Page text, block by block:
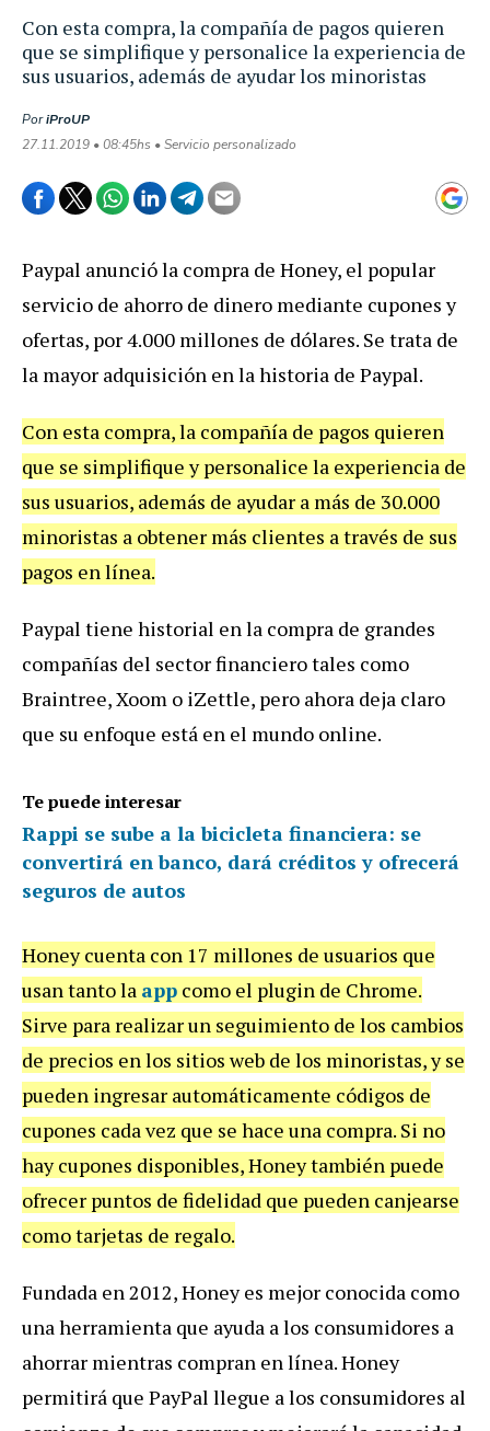
Con esta compra, la compañía de pagos quieren
que se simplifique y personalice la experiencia de
sus usuarios, además de ayudar los minoristas
PoriProUP
27.11.2019 • 08:45hs • Servicio personalizado
Paypal anunció la compra de Honey, el popular
servicio de ahorro de dinero mediante cupones y
ofertas, por 4.000 millones de dólares. Se trata de
la mayor adquisición en la historia de Paypal.
Con esta compra, la compañía de pagos quieren
que se simplifique y personalice la experiencia de
sus usuarios, además de ayudar a más de 30.000
minoristas a obtener más clientes a través de sus
pagos en línea.
Paypal tiene historial en la compra de grandes
compañías del sector financiero tales como
Braintree, Xoom o iZettle, pero ahora deja claro
que su enfoque está en el mundo online.
Te puede interesar
Rappi se sube a la bicicleta financiera: se
convertirá en banco, dará créditos y ofrecerá
seguros de autos
Honey cuenta con 17 millones de usuarios que
usan tanto la app como el plugin de Chrome.
Sirve para realizar un seguimiento de los cambios
de precios en los sitios web de los minoristas, y se
pueden ingresar automáticamente códigos de
cupones cada vez que se hace una compra. Si no
hay cupones disponibles, Honey también puede
ofrecer puntos de fidelidad que pueden canjearse
como tarjetas de regalo.
Fundada en 2012, Honey es mejor conocida como
una herramienta que ayuda a los consumidores a
ahorrar mientras compran en línea. Honey
permitirá que PayPal llegue a los consumidores al